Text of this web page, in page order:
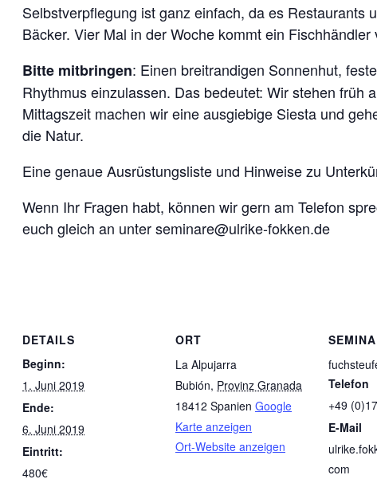
Selbstverpflegung ist ganz einfach, da es
Bäcker. Vier Mal in der Woche kommt ein Fischhändler
Bitte mitbringen: Einen breitrandigen Sonnenhut,
Rhythmus einzulassen. Das bedeutet: Wir stehen
Mittagszeit machen wir eine ausgiebige Siesta und
die Natur.
Eine genaue Ausrüstungsliste und Hinweise zu
Wenn Ihr Fragen habt, können wir gern am Telefon
euch gleich an unter seminare@ulrike-fokken.de
DETAILS
Beginn:
1. Juni 2019
Ende:
6. Juni 2019
Eintritt:
480€
ORT
La Alpujarra
Bubión, Provinz Granada
18412 Spanien Google
Karte anzeigen
Ort-Website anzeigen
Telefon
+49
E-Mail
com